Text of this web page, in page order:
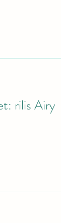
rilis Airy